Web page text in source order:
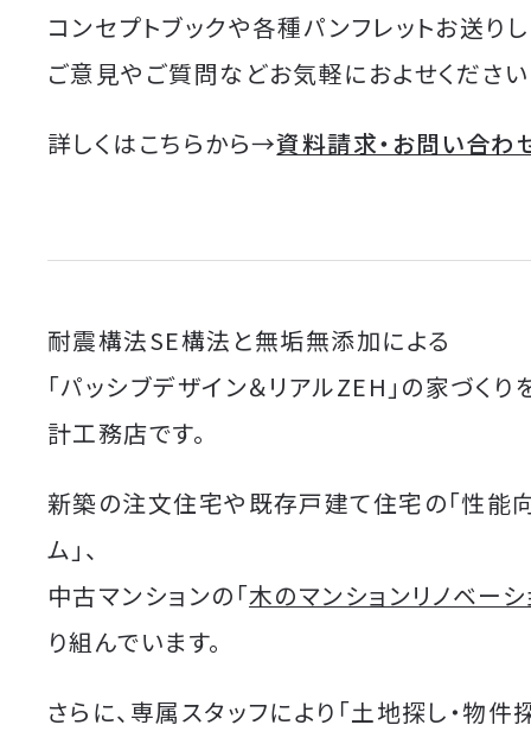
コンセプトブックや各種パンフレットお送りし
ご意見やご質問などお気軽におよせください
詳しくはこちらから→資料請求・お問い合わ
耐震構法SE構法と無垢無添加による
「パッシブデザイン＆リアルZEH」の家づく
計工務店です。
新築の注文住宅や既存戸建て住宅の「性能
ム」、
中古マンションの「木のマンションリノベーシ
り組んでいます。
さらに、専属スタッフにより「土地探し・物件